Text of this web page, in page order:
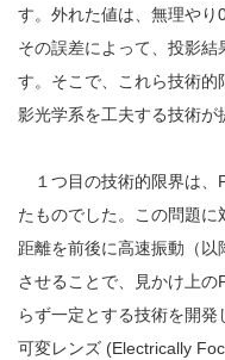
す。外れた値は、無理やり
その誤差によって、投影結
す。そこで、これら技術
影光学系を工夫する技術が
１つ目の技術的限界は、
たものでした。この問題
距離を前後に高速振動（以
させることで、見かけ上の
らず一定とする技術を開発
可変レンズ (Electrically